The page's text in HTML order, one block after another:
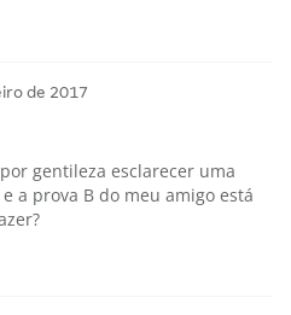
de 2017
gentileza esclarecer uma
a prova B do meu amigo está